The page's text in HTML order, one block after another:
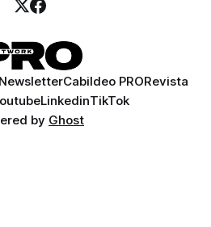
Cabildeo PRORevista
LinkedinTikTok
by Ghost